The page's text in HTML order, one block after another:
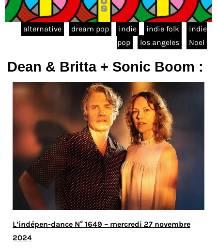
alternative dream pop indie indie folk
indie
pop
los angeles Noel
Dean & Britta + Sonic Boom :
L’indépen-dance N° 1649 – mercredi 27 novembre
2024